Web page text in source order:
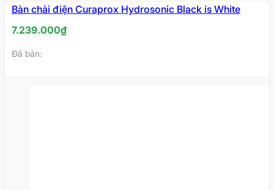
Bàn chải điện Curaprox Hydrosonic Black is White
7.239.000₫
Đã bán: